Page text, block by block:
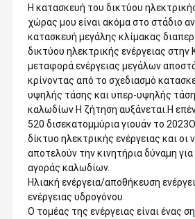
Η κατασκευή του δικτύου
χώρας μου είναι ακόμα στο στάδιο
κατασκευή μεγάλης κλίμακας
δικτύου ηλεκτρικής ενέργειας στην
μεταφορά ενέργειας μεγάλων
κρίνοντας από το σχεδιασμό
υψηλής τάσης και υπερ-υψηλής
καλωδίων Η ζήτηση αυξάνεται.Η
520 δισεκατομμύρια γιουάν το
δίκτυο ηλεκτρικής ενέργειας και οι
αποτελούν την κινητήρια δύναμη
αγοράς καλωδίων.
Ηλιακή ενέργεια/αποθήκευση
ενέργειας υδρογόνου
Ο τομέας της ενέργειας είναι ένας